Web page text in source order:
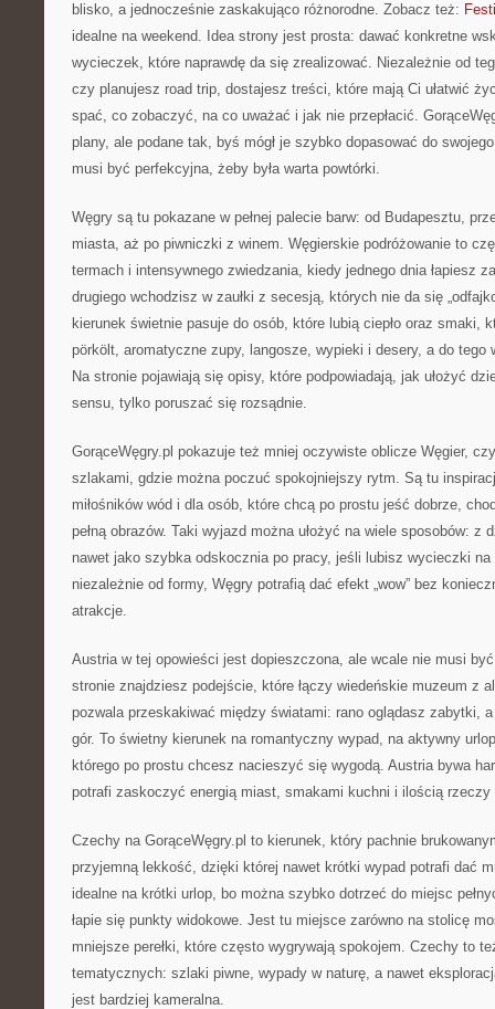
blisko, a jednocześnie zaskakująco różnorodne. Zobacz też:
idealne na weekend. Idea strony jest prosta: dawać konkretne
wycieczek, które naprawdę da się zrealizować. Niezależnie od
czy planujesz road trip, dostajesz treści, które mają Ci ułatwić
spać, co zobaczyć, na co uważać i jak nie przepłacić.
plany, ale podane tak, byś mógł je szybko dopasować do
musi być perfekcyjna, żeby była warta powtórki.
Węgry są tu pokazane w pełnej palecie barw: od Budapesztu,
miasta, aż po piwniczki z winem. Węgierskie podróżowanie to
termach i intensywnego zwiedzania, kiedy jednego dnia łapiesz
drugiego wchodzisz w zaułki z secesją, których nie da się
kierunek świetnie pasuje do osób, które lubią ciepło oraz smaki,
pörkölt, aromatyczne zupy, langosze, wypieki i desery, a do tego
Na stronie pojawiają się opisy, które podpowiadają, jak ułożyć
sensu, tylko poruszać się rozsądnie.
GorąceWęgry.pl pokazuje też mniej oczywiste oblicze Węgier,
szlakami, gdzie można poczuć spokojniejszy rytm. Są tu
miłośników wód i dla osób, które chcą po prostu jeść dobrze,
pełną obrazów. Taki wyjazd można ułożyć na wiele sposobów: z
nawet jako szybka odskocznia po pracy, jeśli lubisz wycieczki
niezależnie od formy, Węgry potrafią dać efekt „wow” bez
atrakcje.
Austria w tej opowieści jest dopieszczona, ale wcale nie musi
stronie znajdziesz podejście, które łączy wiedeńskie muzeum z
pozwala przeskakiwać między światami: rano oglądasz zabytki,
gór. To świetny kierunek na romantyczny wypad, na aktywny
którego po prostu chcesz nacieszyć się wygodą. Austria bywa
potrafi zaskoczyć energią miast, smakami kuchni i ilością rzeczy
Czechy na GorąceWęgry.pl to kierunek, który pachnie
przyjemną lekkość, dzięki której nawet krótki wypad potrafi dać
idealne na krótki urlop, bo można szybko dotrzeć do miejsc
łapie się punkty widokowe. Jest tu miejsce zarówno na stolicę
mniejsze perełki, które często wygrywają spokojem. Czechy to
tematycznych: szlaki piwne, wypady w naturę, a nawet
jest bardziej kameralna.